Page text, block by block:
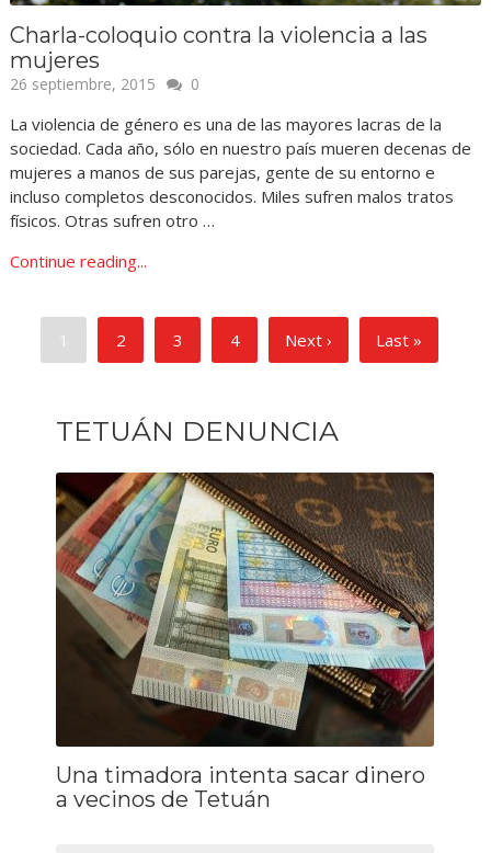
Charla-coloquio contra la violencia a las
mujeres
26 septiembre, 2015 0
La violencia de género es una de las mayores lacras de la
sociedad. Cada año, sólo en nuestro país mueren decenas de
mujeres a manos de sus parejas, gente de su entorno e
incluso completos desconocidos. Miles sufren malos tratos
físicos. Otras sufren otro …
Continue reading...
1 2 3 4 Next › Last »
TETUÁN DENUNCIA
Una timadora intenta sacar dinero
a vecinos de Tetuán